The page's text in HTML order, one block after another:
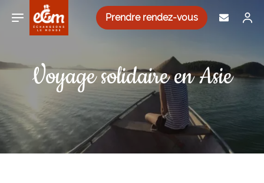
Aller au contenu
Aller à la navigation principale
Prendre rendez-vous
Voyage solidaire en Asie
Asie
Inde
Philippines
Afrique
Sénégal
Madagascar
Maroc
Europe
Bulgarie
Slovénie
Albanie
Nicaragua
Canada
Découverte et immersion
Trek et randonnée
Plongée
Nos voyages solidaires
Notre équipe
Voyager autrement